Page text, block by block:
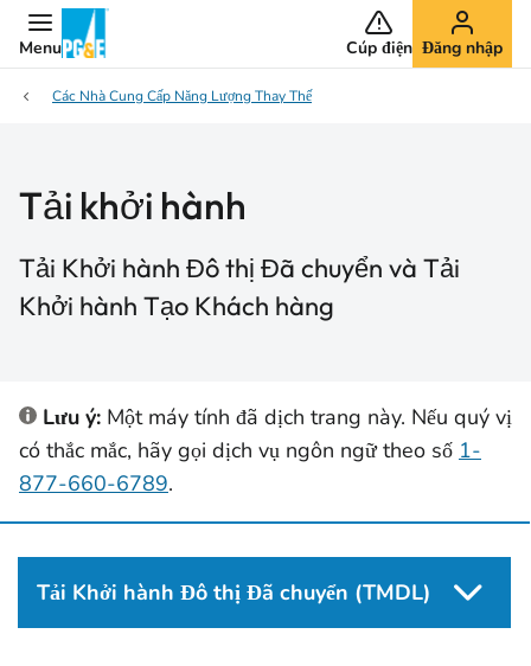
Menu Cúp điện Đăng nhập
Các Nhà Cung Cấp Năng Lượng Thay Thế
Tải khởi hành
Tải Khởi hành Đô thị Đã chuyển và Tải
Khởi hành Tạo Khách hàng
Lưu ý: Một máy tính đã dịch trang này. Nếu quý vị
có thắc mắc, hãy gọi dịch vụ ngôn ngữ theo số 1-
877-660-6789.
Tải Khởi hành Đô thị Đã chuyển (TMDL)